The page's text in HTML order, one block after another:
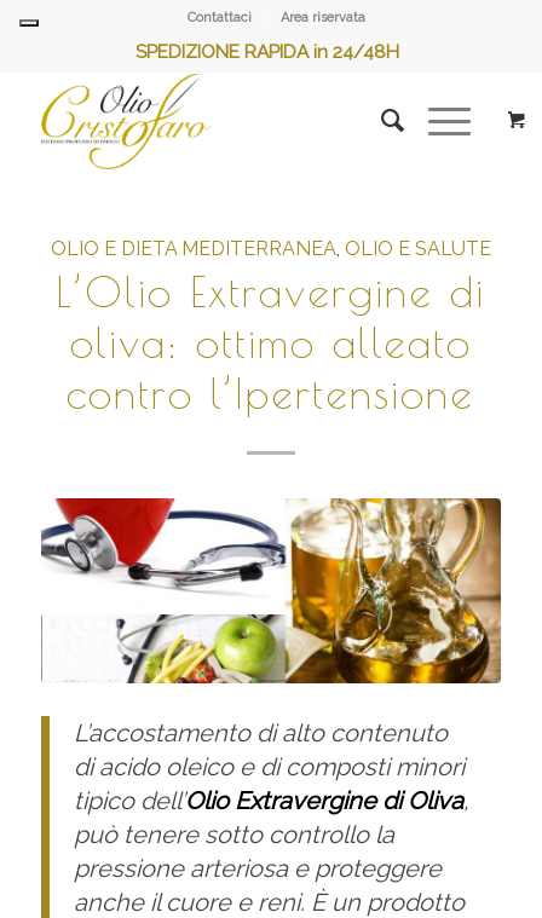
Contattaci Area riservata
SPEDIZIONE RAPIDA in 24/48H
OLIO E DIETA MEDITERRANEA, OLIO E SALUTE
L’Olio Extravergine di
oliva: ottimo alleato
contro l’Ipertensione
L’accostamento di alto contenuto
di acido oleico e di composti minori
tipico dell’Olio Extravergine di Oliva,
può tenere sotto controllo la
pressione arteriosa e proteggere
anche il cuore e reni. È un prodotto